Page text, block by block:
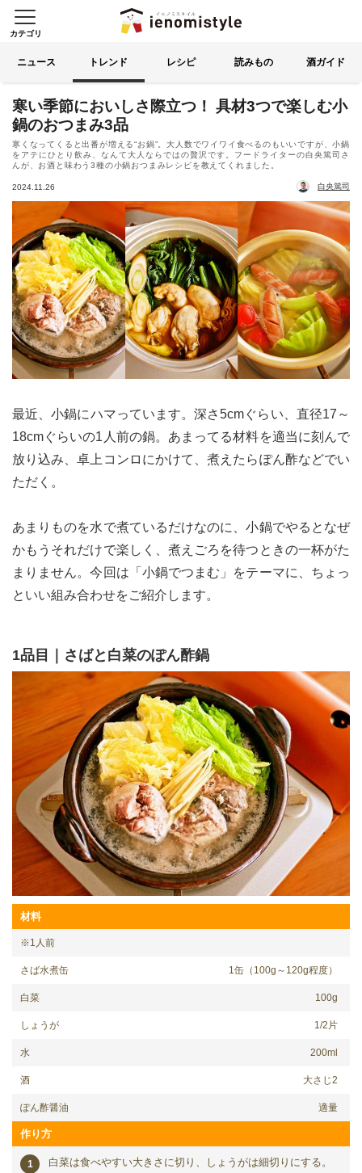
イエノミスタイル 家飲みを楽
カテゴリ
る
ニュース トレンド レシピ 読みもの 酒ガイド
寒い季節においしさ際立つ！ 具材3つで楽しむ小
鍋のおつまみ3品
寒くなってくると出番が増える“お鍋”。大人数でワイワイ食べるのもいいですが、小鍋
をアテにひとり飲み、なんて大人ならではの贅沢です。フードライターの白央篤司さ
んが、お酒と味わう3種の小鍋おつまみレシピを教えてくれました。
2024.11.26 白央篤司
最近、小鍋にハマっています。深さ5cmぐらい、直径17～
18cmぐらいの1人前の鍋。あまってる材料を適当に刻んで
放り込み、卓上コンロにかけて、煮えたらぽん酢などでい
ただく。
あまりものを水で煮ているだけなのに、小鍋でやるとなぜ
かもうそれだけで楽しく、煮えごろを待つときの一杯がた
まりません。今回は「小鍋でつまむ」をテーマに、ちょっ
といい組み合わせをご紹介します。
1品目｜さばと白菜のぽん酢鍋
材料
※1人前
さば水煮缶 1缶（100g～120g程度）
白菜 100g
しょうが 1/2片
水 200ml
酒 大さじ2
ぽん酢醤油 適量
作り方
白菜は食べやすい大きさに切り、しょうがは細切りにする。